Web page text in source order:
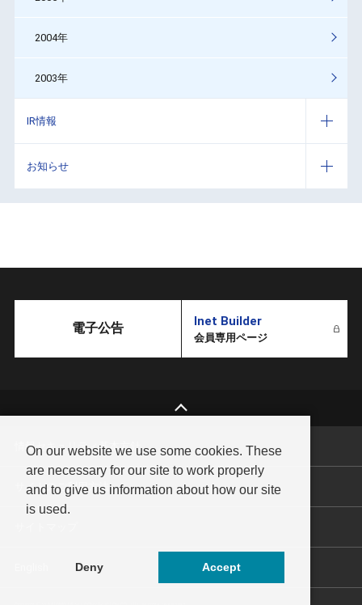
2004年
2003年
IR情報
お知らせ
電子公告 Inet Builder
会員専用ページ
情報セキュリティ基本方針
サイトのご利用方法
On our website we use some cookies. These
are necessary for our site to work properly
and to give us information about how our site
is used.
Deny Accept